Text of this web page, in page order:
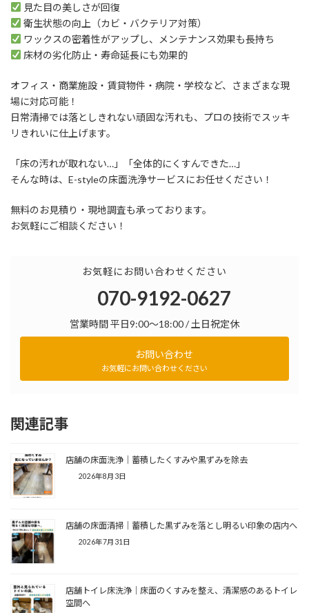
見た目の美しさが回復
衛生状態の向上（カビ・バクテリア対策）
ワックスの密着性がアップし、メンテナンス効果も長持ち
床材の劣化防止・寿命延長にも効果的
オフィス・商業施設・賃貸物件・病院・学校など、さまざまな現
場に対応可能！
日常清掃では落としきれない頑固な汚れも、プロの技術でスッキ
リきれいに仕上げます。
「床の汚れが取れない…」「全体的にくすんできた…」
そんな時は、E-styleの床面洗浄サービスにお任せください！
無料のお見積り・現地調査も承っております。
お気軽にご相談ください！
お気軽にお問い合わせください
070-9192-0627
営業時間 平日9:00～18:00 / 土日祝定休
お問い合わせ
お気軽にお問い合わせください
関連記事
店舗の床面洗浄｜蓄積したくすみや黒ずみを除去
2026年8月3日
店舗の床面清掃｜蓄積した黒ずみを落とし明るい印象の店内へ
2026年7月31日
店舗トイレ床洗浄｜床面のくすみを整え、清潔感のあるトイレ
空間へ